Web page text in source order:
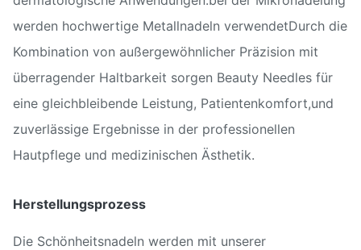
werden hochwertige Metallnadeln verwendetDurch die
Kombination von außergewöhnlicher Präzision mit
überragender Haltbarkeit sorgen Beauty Needles für
eine gleichbleibende Leistung, Patientenkomfort,und
zuverlässige Ergebnisse in der professionellen
Hautpflege und medizinischen Ästhetik.
Herstellungsprozess
Die Schönheitsnadeln werden mit unserer